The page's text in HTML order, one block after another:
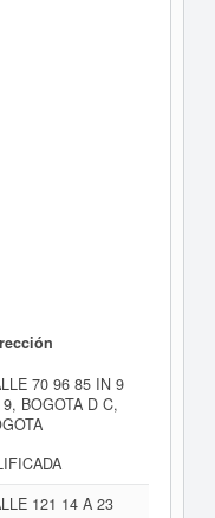
70 96 85 IN 9
9, BOGOTA D C,
121 14 A 23